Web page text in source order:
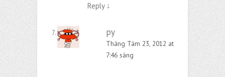
Reply ↓
py
Tháng Tám 23, 2012 at
7:46 sáng